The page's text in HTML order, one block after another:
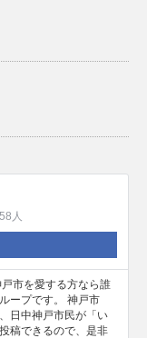
人
市を愛する方なら誰
ープです。 神戸市
日中神戸市民が「い
稿できるので、是非